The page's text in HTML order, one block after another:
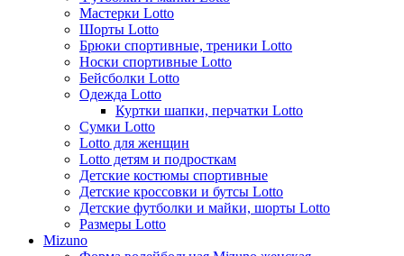
Мастерки Lotto
Шорты Lotto
Брюки спортивные, треники Lotto
Носки спортивные Lotto
Бейсболки Lotto
Одежда Lotto
Куртки шапки, перчатки Lotto
Сумки Lotto
Lotto для женщин
Lotto детям и подросткам
Детские костюмы спортивные
Детские кроссовки и бутсы Lotto
Детские футболки и майки, шорты Lotto
Размеры Lotto
Mizuno